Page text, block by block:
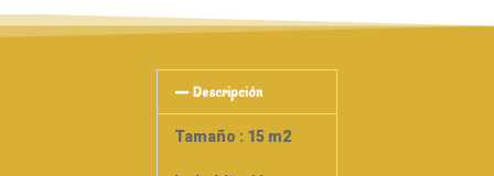
Descripción
Tamaño : 15 m2